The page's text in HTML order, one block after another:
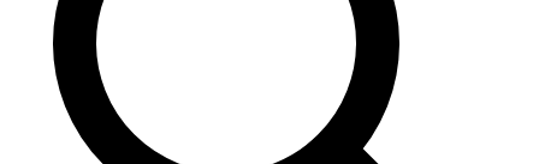
Spielplan
Teams
Tabelle